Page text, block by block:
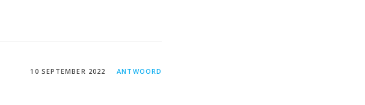
10 SEPTEMBER 2022 ANTWOORD